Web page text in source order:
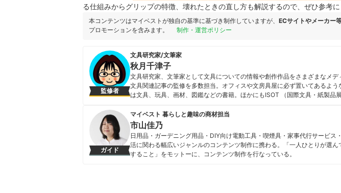
る仕組みからグリップの特徴、壊れたときの直し方も解説するので、ぜひ参考に
本コンテンツはマイベストが独自の基準に基づき制作していますが、 ECサイトやメーカー
プロモーションを含みます。
制作・運営ポリシー
監修者
文具研究家/文筆家
秋月千津子
文具研究家、文筆家として文具についての情報や創作作品をさまざまなメデ
文具関連記事の監修を多数担当。オフィスや文房具屋に必ず置いてあるよ
は文具、玩具、画材、図鑑などの書籍。ほかにもISOT （国際文具・紙製品
秋月千津子のプロフィール
ガイド
マイベスト 暮らしと趣味の商材担当
市山佳乃
日用品・ガーデニング用品・DIY向け電動工具・喫煙具・家事代行サービス
活に関わる幅広いジャンルのコンテンツ制作に携わる。「一人ひとりが選
すること」をモットーに、コンテンツ制作を行なっている。